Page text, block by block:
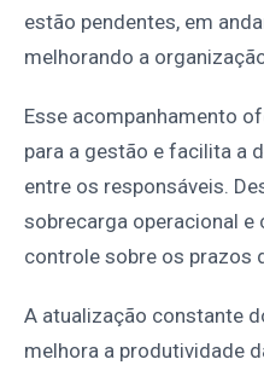
estão pendentes, em
melhorando a
Esse acompanhamento
para a gestão e facilita a
entre os responsáveis.
sobrecarga operacional
controle sobre os prazos
A atualização constante
melhora a produtividade